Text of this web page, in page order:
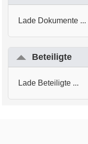
Lade Dokumente ...
Beteiligte
Lade Beteiligte ...